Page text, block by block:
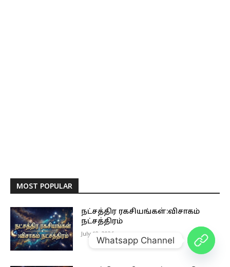
MOST POPULAR
நட்சத்திர ரகசியங்கள்:விசாகம்
நட்சத்திரம்
July 18, 2026
Whatsapp Channel